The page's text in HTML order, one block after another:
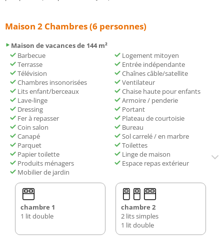
Maison 2 Chambres (6 personnes)
Maison de vacances de 144 m²
Barbecue
Logement mitoyen
Terrasse
Entrée indépendante
Télévision
Chaînes câble/satellite
Chambres insonorisées
Ventilateur
Lits enfant/berceaux
Chaise haute pour enfants
Lave-linge
Armoire / penderie
Dressing
Portant
Fer à repasser
Plateau de courtoisie
Coin salon
Bureau
Canapé
Sol carrelé / en marbre
Parquet
Toilettes
Papier toilette
Linge de maison
Produits ménagers
Espace repas extérieur
Mobilier de jardin
chambre 1
1 lit double
chambre 2
2 lits simples
1 lit double